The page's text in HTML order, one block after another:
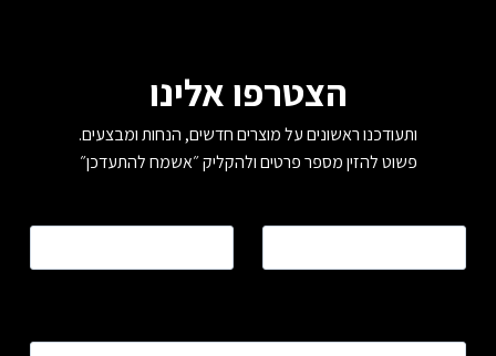
הצטרפו אלינו
ותעודכנו ראשונים על מוצרים חדשים, הנחות ומבצעים.
פשוט להזין מספר פרטים ולהקליק ״אשמח להתעדכן״